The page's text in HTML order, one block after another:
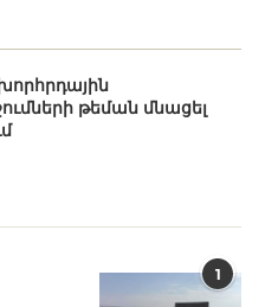
խորհրդային
թեման մնացել
1